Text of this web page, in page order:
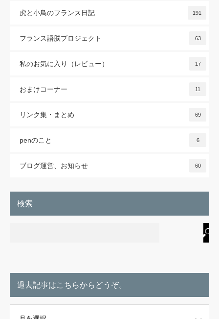
虎と小鳥のフランス日記 191
フランス語脳プロジェクト 63
私のお気に入り（レビュー） 17
おまけコーナー 11
リンク集・まとめ 69
penのこと 6
ブログ運営、お知らせ 60
検索
過去記事はこちらからどうぞ。
ちらからどうぞ。